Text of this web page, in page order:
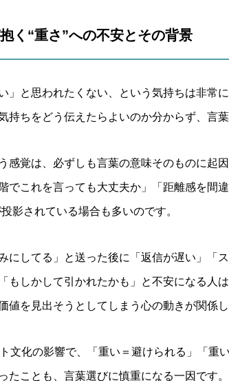
く“重さ”への不安とその背景
」と思われたくない、という気持ちは非常
持ちをどう伝えたらよいのか分からず、言
感覚は、必ずしも言葉の意味そのものに起
でこれを言っても大丈夫か」「距離感を間
影されている場合も多いのです。
にしてる」と送った後に「返信が遅い」「
もしかして引かれたかも」と不安になる人
値を見出そうとしてしまう心の動きが関係し
文化の影響で、「重い＝避けられる」「重
たことも、言葉選びに慎重になる一因です